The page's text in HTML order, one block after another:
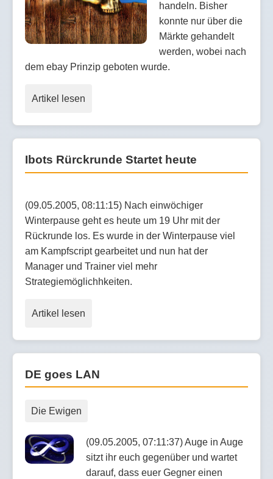
handeln. Bisher
konnte nur über die
Märkte gehandelt
werden, wobei nach
dem ebay Prinzip geboten wurde.
Artikel lesen
Ibots Rürckrunde Startet heute
(09.05.2005, 08:11:15) Nach einwöchiger
Winterpause geht es heute um 19 Uhr mit der
Rückrunde los. Es wurde in der Winterpause viel
am Kampfscript gearbeitet und nun hat der
Manager und Trainer viel mehr
Strategiemöglichhkeiten.
Artikel lesen
DE goes LAN
Die Ewigen
(09.05.2005, 07:11:37) Auge in Auge
sitzt ihr euch gegenüber und wartet
darauf, dass euer Gegner einen